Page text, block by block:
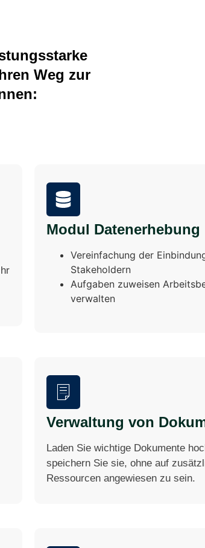
Weg zur
Modul Datenerhebung
Vereinfachung der
Stakeholdern
Aufgaben zuweisen
verwalten
Verwaltung von
Laden Sie wichtige Dokumente
speichern Sie sie, ohne auf
Ressourcen angewiesen zu sein.